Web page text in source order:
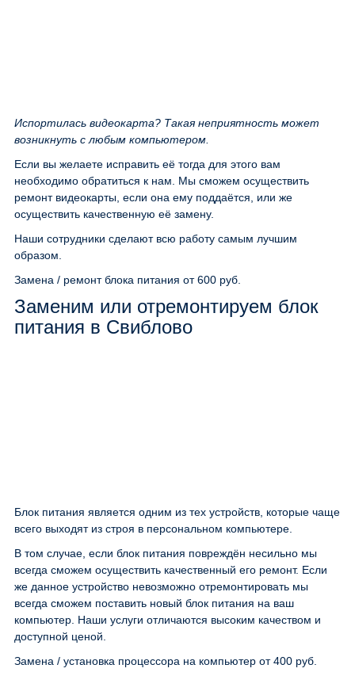
Испортилась видеокарта? Такая неприятность может
возникнуть с любым компьютером.
Если вы желаете исправить её тогда для этого вам
необходимо обратиться к нам. Мы сможем осуществить
ремонт видеокарты, если она ему поддаётся, или же
осуществить качественную её замену.
Наши сотрудники сделают всю работу самым лучшим
образом.
Замена / ремонт блока питания от 600 руб.
Заменим или отремонтируем блок
питания в Свиблово
Блок питания является одним из тех устройств, которые чаще
всего выходят из строя в персональном компьютере.
В том случае, если блок питания повреждён несильно мы
всегда сможем осуществить качественный его ремонт. Если
же данное устройство невозможно отремонтировать мы
всегда сможем поставить новый блок питания на ваш
компьютер. Наши услуги отличаются высоким качеством и
доступной ценой.
Замена / установка процессора на компьютер от 400 руб.